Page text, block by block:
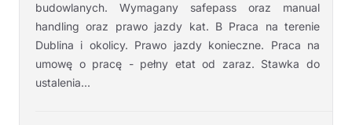
budowlanych. Wymagany safepass oraz manual
handling oraz prawo jazdy kat. B Praca na terenie
Dublina i okolicy. Prawo jazdy konieczne. Praca na
umowę o pracę - pełny etat od zaraz. Stawka do
ustalenia...